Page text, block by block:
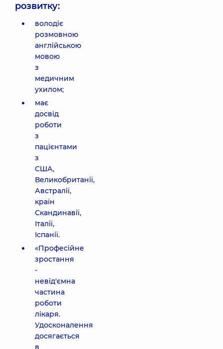
розвитку:
володіє
розмовною
англійською
мовою
з
медичним
ухилом;
має
досвід
роботи
з
пацієнтами
з
США,
Великобританії,
Австралії,
країн
Скандинавії,
Італії,
Іспанії.
«Професійне
зростання
-
невід'ємна
частина
роботи
лікаря.
Удосконалення
досягається
в